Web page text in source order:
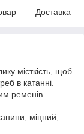
Доставка
місткість, щоб
в катанні.
ременів.
міцний,